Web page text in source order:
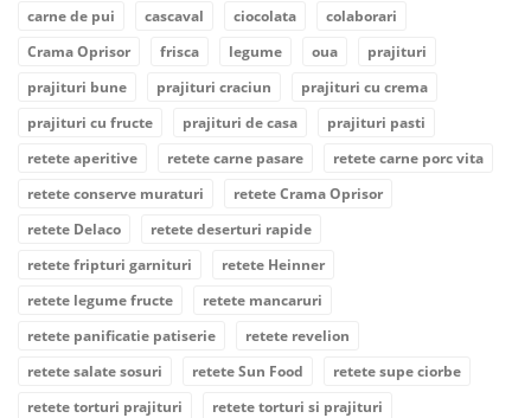
carne de pui
cascaval ciocolata
colaborari
Crama Oprisor
frisca legume oua
prajituri
prajituri bune
prajituri craciun
prajituri cu crema
prajituri cu fructe
prajituri de casa
prajituri pasti
retete aperitive
retete carne pasare
retete carne porc vita
retete conserve muraturi
retete Crama Oprisor
retete Delaco
retete deserturi rapide
retete fripturi garnituri
retete Heinner
retete legume fructe
retete mancaruri
retete panificatie patiserie
retete revelion
retete salate sosuri
retete Sun Food
retete supe ciorbe
retete torturi prajituri
retete torturi si prajituri